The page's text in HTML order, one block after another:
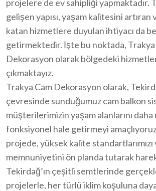
projelere de ev sahipliği yapmaktadır.
gelişen yapısı, yaşam kalitesini
katan hizmetlere duyulan ihtiyacı da
getirmektedir. İşte bu noktada, Trakya
Dekorasyon olarak bölgedeki
çıkmaktayız.
Trakya Cam Dekorasyon olarak,
çevresinde sunduğumuz cam balkon
müşterilerimizin yaşam alanlarını daha
fonksiyonel hale getirmeyi
projede, yüksek kalite
memnuniyetini ön planda tutarak
Tekirdağ’ın çeşitli semtlerinde
projelerle, her türlü iklim koşuluna